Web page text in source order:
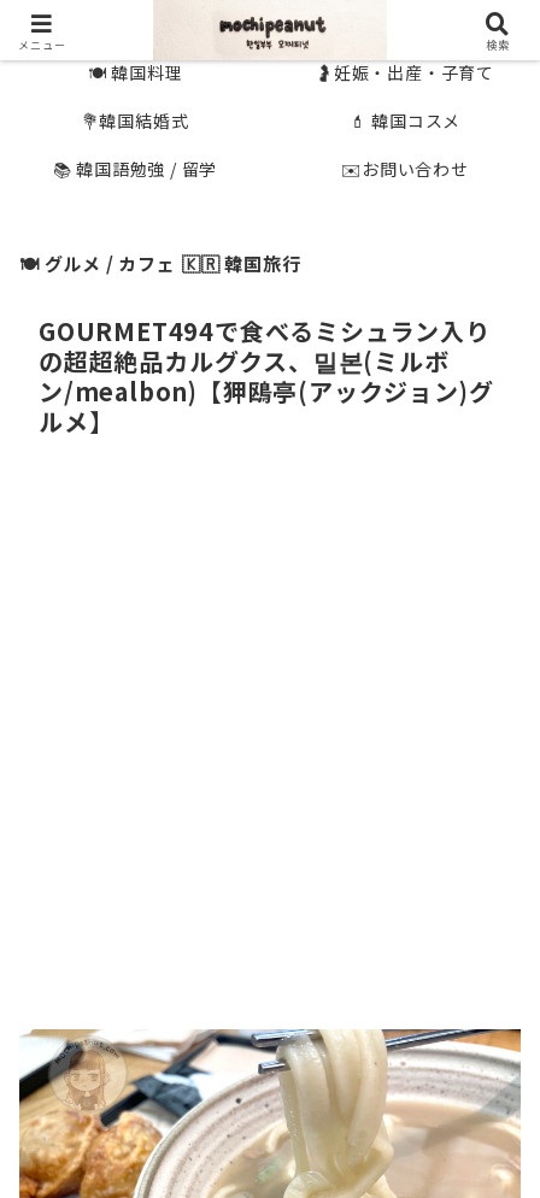
🍽 韓国料理
🤰妊娠・出産・子育て
💐韓国結婚式
💄 韓国コスメ
📚 韓国語勉強 / 留学
✉️お問い合わせ
🍽 グルメ / カフェ 🇰🇷 韓国旅行
GOURMET494で食べるミシュラン入り
の超超絶品カルグクス、밀본(ミルボ
ン/mealbon)【狎鴎亭(アックジョン)グ
ルメ】
メニュー 検索